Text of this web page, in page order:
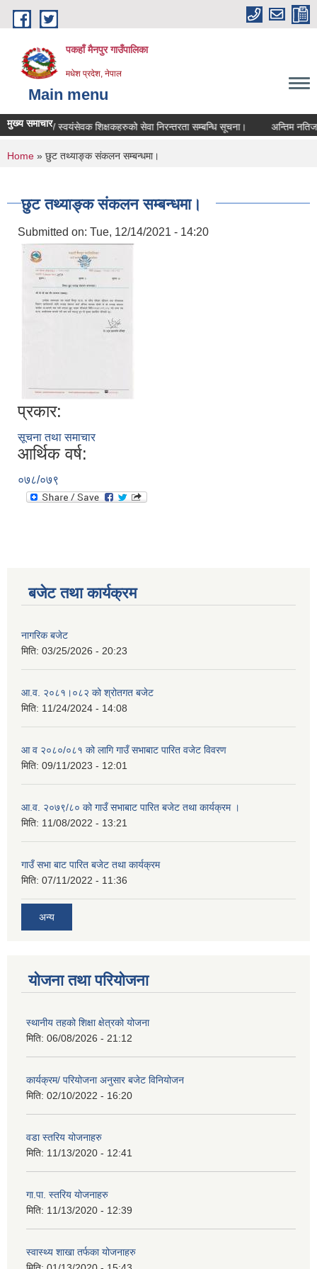
Skip to main content
पकहाँ मैनपुर गाउँपालिका
मधेश प्रदेश, नेपाल
Main menu
मुख्य समाचार
करार / स्वयंसेवक शिक्षकहरुको सेवा निरन्तरता सम्बन्धि सूचना। अन्तिम नतिजा
You are here
Home » छुट तथ्याङ्क संकलन सम्बन्धमा।
छुट तथ्याङ्क संकलन सम्बन्धमा।
Submitted on: Tue, 12/14/2021 - 14:20
प्रकार:
सूचना तथा समाचार
आर्थिक वर्ष:
०७८/०७९
बजेट तथा कार्यक्रम
नागरिक बजेट
मिति: 03/25/2026 - 20:23
आ.व. २०८१।०८२ को श्रोतगत बजेट
मिति: 11/24/2024 - 14:08
आ व २०८०/०८१ को लागि गाउँ सभाबाट पारित वजेट विवरण
मिति: 09/11/2023 - 12:01
आ.व. २०७९/८० को गाउँ सभाबाट पारित बजेट तथा कार्यक्रम ।
मिति: 11/08/2022 - 13:21
गाउँ सभा बाट पारित बजेट तथा कार्यक्रम
मिति: 07/11/2022 - 11:36
अन्य
योजना तथा परियोजना
स्थानीय तहको शिक्षा क्षेत्रको योजना
मिति: 06/08/2026 - 21:12
कार्यक्रम/ परियोजना अनुसार बजेट विनियोजन
मिति: 02/10/2022 - 16:20
वडा स्तरिय योजनाहरु
मिति: 11/13/2020 - 12:41
गा.पा. स्तरिय योजनाहरु
मिति: 11/13/2020 - 12:39
स्वास्थ्य शाखा तर्फका योजनाहरु